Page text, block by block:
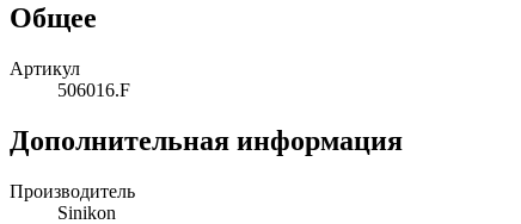
Общее
Артикул
506016.F
Дополнительная информация
Производитель
Sinikon